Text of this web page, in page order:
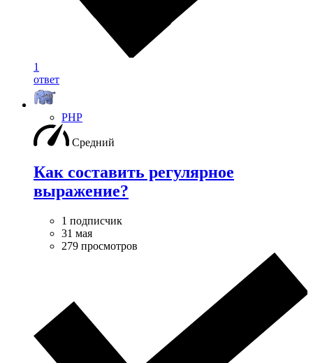
1
ответ
PHP
Средний
Как составить регулярное
выражение?
1 подписчик
31 мая
279 просмотров